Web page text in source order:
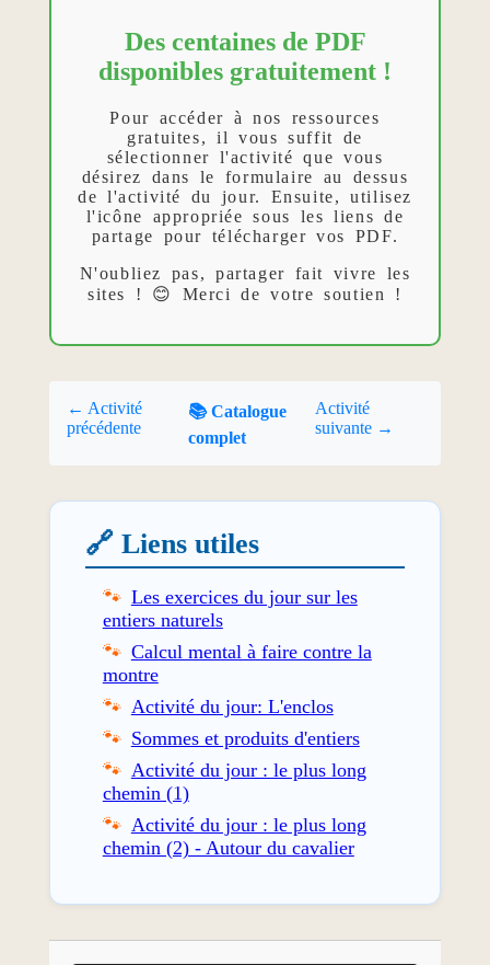
Des centaines de PDF
disponibles gratuitement !
Pour accéder à nos ressources
gratuites, il vous suffit de
sélectionner l'activité que vous
désirez dans le formulaire au dessus
de l'activité du jour. Ensuite, utilisez
l'icône appropriée sous les liens de
partage pour télécharger vos PDF.
N'oubliez pas, partager fait vivre les
sites ! 😊 Merci de votre soutien !
← Activité
précédente
📚 Catalogue
complet
Activité
suivante →
🔗 Liens utiles
Les exercices du jour sur les
entiers naturels
Calcul mental à faire contre la
montre
Activité du jour: L'enclos
Sommes et produits d'entiers
Activité du jour : le plus long
chemin (1)
Activité du jour : le plus long
chemin (2) - Autour du cavalier